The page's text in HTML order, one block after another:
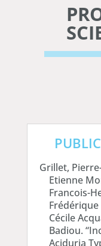
Grillet,
Etienne
Francois-
Frédérique
Cécile
Badiou.
Aciduria